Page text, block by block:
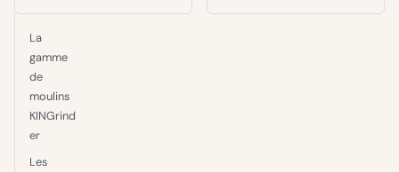
La
gamme
de
moulins
KINGrind
er
Les